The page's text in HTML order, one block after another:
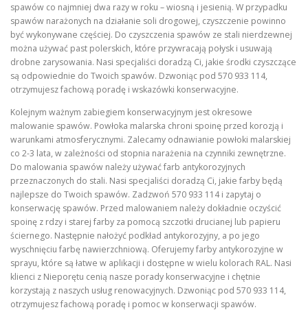
spawów co najmniej dwa razy w roku – wiosną i jesienią. W przypadku
spawów narażonych na działanie soli drogowej, czyszczenie powinno
być wykonywane częściej. Do czyszczenia spawów ze stali nierdzewnej
można używać past polerskich, które przywracają połysk i usuwają
drobne zarysowania. Nasi specjaliści doradzą Ci, jakie środki czyszczące
są odpowiednie do Twoich spawów. Dzwoniąc pod 570 933 114,
otrzymujesz fachową poradę i wskazówki konserwacyjne.
Kolejnym ważnym zabiegiem konserwacyjnym jest okresowe
malowanie spawów. Powłoka malarska chroni spoinę przed korozją i
warunkami atmosferycznymi. Zalecamy odnawianie powłoki malarskiej
co 2-3 lata, w zależności od stopnia narażenia na czynniki zewnętrzne.
Do malowania spawów należy używać farb antykorozyjnych
przeznaczonych do stali. Nasi specjaliści doradzą Ci, jakie farby będą
najlepsze do Twoich spawów. Zadzwoń 570 933 114 i zapytaj o
konserwację spawów. Przed malowaniem należy dokładnie oczyścić
spoinę z rdzy i starej farby za pomocą szczotki drucianej lub papieru
ściernego. Następnie nałożyć podkład antykorozyjny, a po jego
wyschnięciu farbę nawierzchniową. Oferujemy farby antykorozyjne w
sprayu, które są łatwe w aplikacji i dostępne w wielu kolorach RAL. Nasi
klienci z Nieporętu cenią nasze porady konserwacyjne i chętnie
korzystają z naszych usług renowacyjnych. Dzwoniąc pod 570 933 114,
otrzymujesz fachową poradę i pomoc w konserwacji spawów.